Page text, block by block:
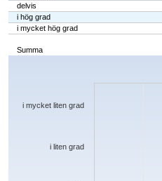
delvis
i hög grad
i mycket hög grad
Summa
Chart
The chart has 1 X axis displaying categories.
i liten grad
i mycket liten grad